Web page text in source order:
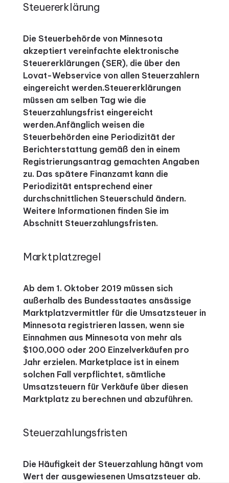
Steuererklärung
Die Steuerbehörde von Minnesota
akzeptiert vereinfachte elektronische
Steuererklärungen (SER), die über den
Lovat-Webservice von allen Steuerzahlern
eingereicht werden.Steuererklärungen
müssen am selben Tag wie die
Steuerzahlungsfrist eingereicht
werden.Anfänglich weisen die
Steuerbehörden eine Periodizität der
Berichterstattung gemäß den in einem
Registrierungsantrag gemachten Angaben
zu. Das spätere Finanzamt kann die
Periodizität entsprechend einer
durchschnittlichen Steuerschuld ändern.
Weitere Informationen finden Sie im
Abschnitt Steuerzahlungsfristen.
Marktplatzregel
Ab dem 1. Oktober 2019 müssen sich
außerhalb des Bundesstaates ansässige
Marktplatzvermittler für die Umsatzsteuer in
Minnesota registrieren lassen, wenn sie
Einnahmen aus Minnesota von mehr als
$100,000 oder 200 Einzelverkäufen pro
Jahr erzielen. Marketplace ist in einem
solchen Fall verpflichtet, sämtliche
Umsatzsteuern für Verkäufe über diesen
Marktplatz zu berechnen und abzuführen.
Steuerzahlungsfristen
Die Häufigkeit der Steuerzahlung hängt vom
Wert der ausgewiesenen Umsatzsteuer ab.